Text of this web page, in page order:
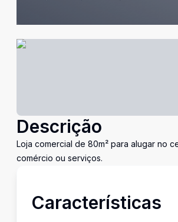
Descrição
Loja comercial de 80m² para alugar no
comércio ou serviços.
Características